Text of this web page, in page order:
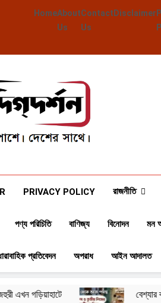
HomeAbout
Us
Contact
Us
Disclaimer
PRIVACY POLICY রাজনীতি
পণ্য পরিচিতি বাণিজ্য বিনোদন মন
প্রতিবেদন অপরাধ আইন আদালত
বেশ্যার বারমাস্যা